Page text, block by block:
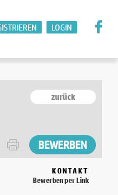
LOGIN
zurück
KONTAKT
Bewerben per Link